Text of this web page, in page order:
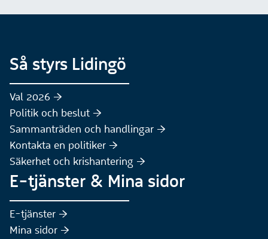
Så styrs Lidingö
Val 2026 :höger:
Politik och beslut :höger:
Sammanträden och handlingar :höger:
Kontakta en politiker :höger:
Säkerhet och krishantering :höger:
E-tjänster & Mina sidor
E-tjänster :höger:
Mina sidor :höger: